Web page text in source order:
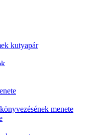
kutyapár
menete